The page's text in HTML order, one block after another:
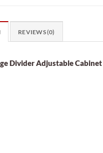
REVIEWS (0)
Divider Adjustable Cabinet